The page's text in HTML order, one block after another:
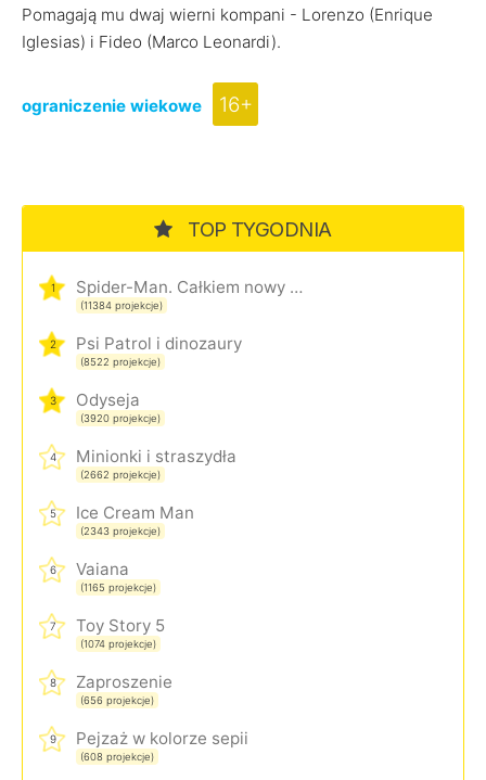
Pomagają mu dwaj wierni kompani - Lorenzo (Enrique
Iglesias) i Fideo (Marco Leonardi).
ograniczenie wiekowe 16+
TOP TYGODNIA
1 Spider-Man. Całkiem nowy dzień
(11384 projekcje)
2 Psi Patrol i dinozaury
(8522 projekcje)
3 Odyseja
(3920 projekcje)
4 Minionki i straszydła
(2662 projekcje)
5 Ice Cream Man
(2343 projekcje)
6 Vaiana
(1165 projekcje)
7 Toy Story 5
(1074 projekcje)
8 Zaproszenie
(656 projekcje)
9 Pejzaż w kolorze sepii
(608 projekcje)